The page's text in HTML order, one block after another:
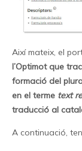
Així mateix, el
l’Optimot que
formació del
en el terme text
traducció al
A continuació,